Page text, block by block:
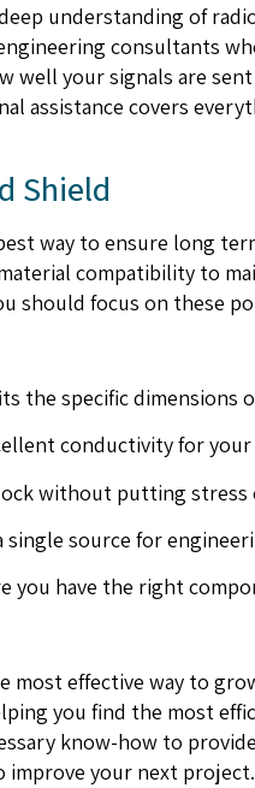
understanding of
consultants
your signals are
assistance covers
Shield
way to ensure long
compatibility to
should focus on these
the specific dimensions
conductivity for your
without putting
source for
have the right
effective way to grow
you find the most
know-how to
improve your next project.